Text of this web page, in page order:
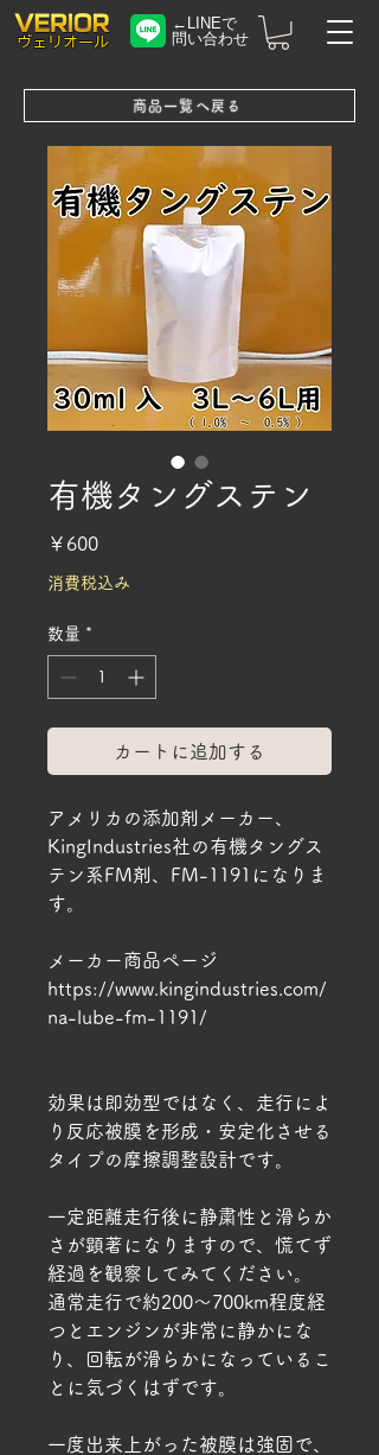
​ヴェリオール
←LINEで
問い合わせ
有機タングステン
￥600価
格
消費税込み
数量 *
カートに追加する
アメリカの添加剤メーカー、
KingIndustries社の有機タングス
テン系FM剤、FM-1191になりま
す。
メーカー商品ページ
https://www.kingindustries.com/
na-lube-fm-1191/
効果は即効型ではなく、走行によ
り反応被膜を形成・安定化させる
タイプの摩擦調整設計です。
一定距離走行後に静粛性と滑らか
さが顕著になりますので、慌てず
経過を観察してみてください。
通常走行で約200〜700km程度経
つとエンジンが非常に静かにな
り、回転が滑らかになっているこ
とに気づくはずです。
一度出来上がった被膜は強固で、
商品一覧へ戻る